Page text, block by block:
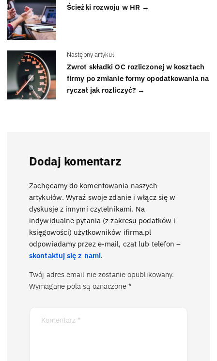
Ścieżki rozwoju w HR →
Następny artykuł
Zwrot składki OC rozliczonej w kosztach
firmy po zmianie formy opodatkowania na
ryczał jak rozliczyć? →
Dodaj komentarz
Zachęcamy do komentowania naszych
artykułów. Wyraź swoje zdanie i włącz się w
dyskusje z innymi czytelnikami. Na
indywidualne pytania (z zakresu podatków i
księgowości) użytkowników ifirma.pl
odpowiadamy przez e-mail, czat lub telefon –
skontaktuj się z nami.
Twój adres email nie zostanie opublikowany.
Wymagane pola są oznaczone *